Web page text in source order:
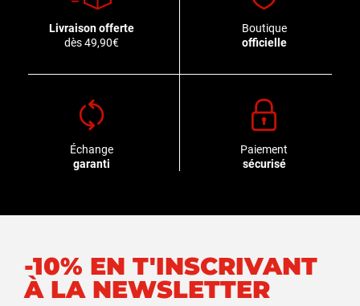
Livraison offerte
dès 49,90€
Boutique
officielle
Échange
garanti
Paiement
sécurisé
-10% EN T'INSCRIVANT
À LA NEWSLETTER